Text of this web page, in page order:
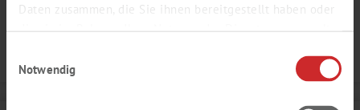
Daten zusammen, die Sie ihnen bereitgestellt haben oder
die sie im Rahmen Ihrer Nutzung der Dienste gesammelt
Notwendig